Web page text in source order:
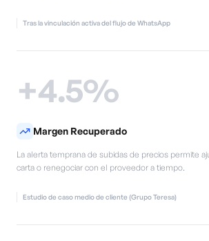
Tras la vinculación activa del flujo de WhatsApp
+4.5%
Margen Recuperado
La alerta temprana de subidas de precios permite
carta o renegociar con el proveedor a tiempo.
Estudio de caso medio de cliente (Grupo Teresa)